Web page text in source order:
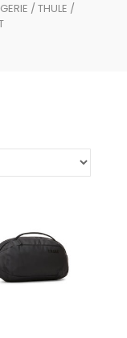
/THULE /